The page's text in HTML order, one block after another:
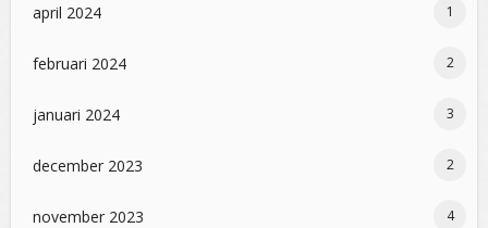
april 2024 1
februari 2024 2
januari 2024 3
december 2023 2
november 2023 4